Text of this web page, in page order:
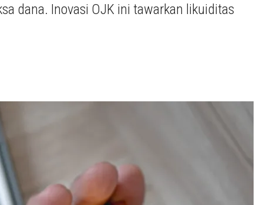
dana. Inovasi OJK ini tawarkan likuiditas